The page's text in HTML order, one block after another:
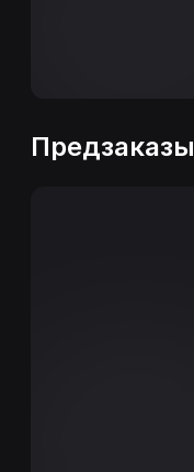
Предзаказы